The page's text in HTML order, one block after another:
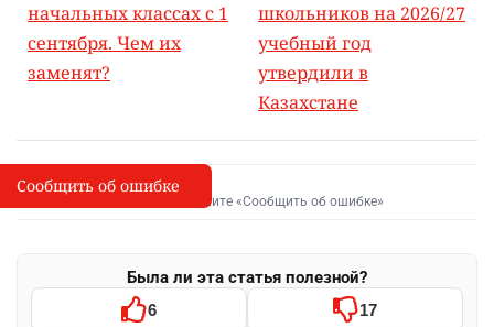
начальных классах с 1
сентября. Чем их
заменят?
школьников на 2026/27
учебный год
утвердили в
Казахстане
I
Сообщить об опечатке
Выделите фрагмент и нажмите «Сообщить об ошибке»
Была ли эта статья полезной?
6 17
Сообщить об ошибке